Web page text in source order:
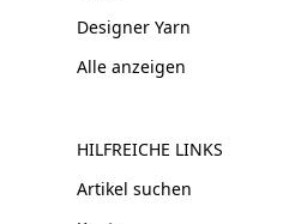
Designer Yarn
Alle anzeigen
HILFREICHE LINKS
Artikel suchen